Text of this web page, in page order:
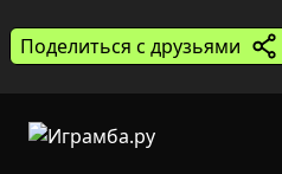
простого для детей,
взрослых — стремление
Поделиться с друзьями